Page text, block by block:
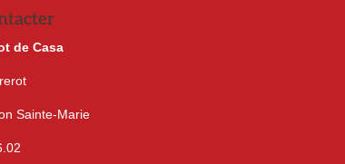
de Casa
Sainte-Marie